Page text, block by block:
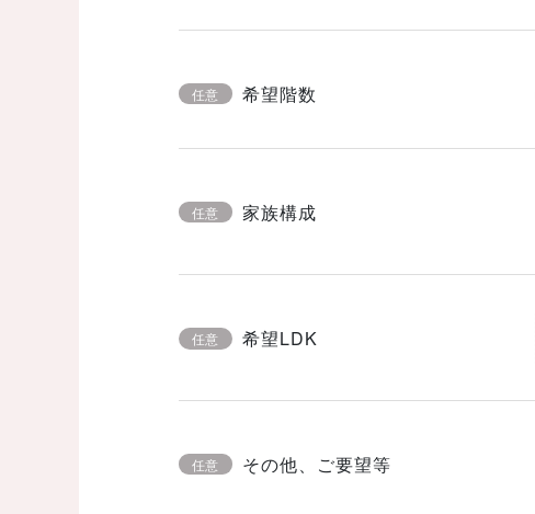
任意 希望階数
任意 家族構成
任意 希望LDK
任意 その他、ご要望等